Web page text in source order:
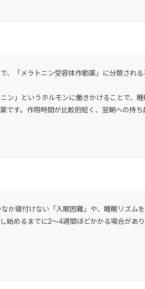
「メラトニン受容体作動薬」に分類される
ン」というホルモンに働きかけることで、
す。作用時間が比較的短く、翌朝への持ち
か寝付けない「入眠困難」や、睡眠リズム
始めるまでに2～4週間ほどかかる場合があ